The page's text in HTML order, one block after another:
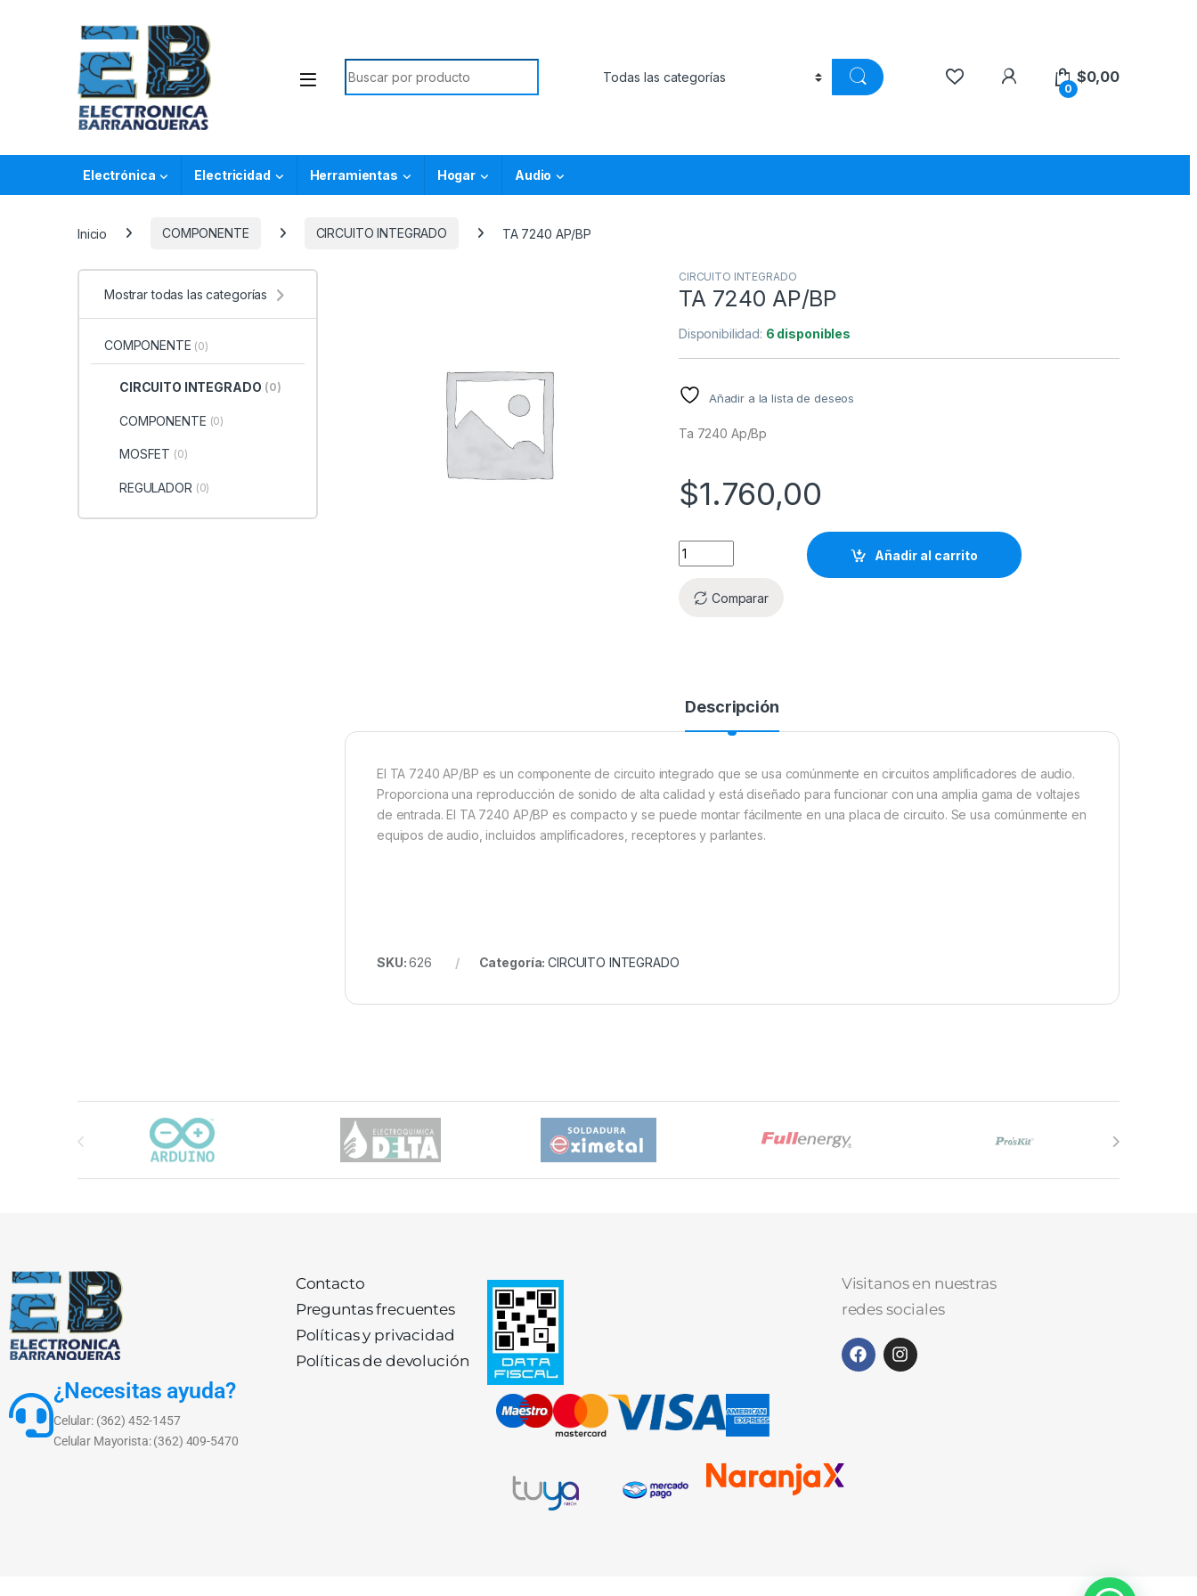
0
$0,00
Electrónica Electricidad Herramientas Hogar Audio
Inicio COMPONENTE CIRCUITO INTEGRADO TA 7240 AP/BP
CIRCUITO INTEGRADO
TA 7240 AP/BP
Disponibilidad: 6 disponibles
Añadir a la lista de deseos
Ta 7240 Ap/Bp
$1.760,00
Añadir al carrito
Comparar
Descripción
El TA 7240 AP/BP es un componente de circuito integrado que se usa comúnmente en circuitos amplificadores de audio.
Proporciona una reproducción de sonido de alta calidad y está diseñado para funcionar con una amplia gama de voltajes
de entrada. El TA 7240 AP/BP es compacto y se puede montar fácilmente en una placa de circuito. Se usa comúnmente en
equipos de audio, incluidos amplificadores, receptores y parlantes.
SKU:626 Categoría:CIRCUITO INTEGRADO
Mostrar todas las categorías
COMPONENTE (0)
CIRCUITO INTEGRADO (0)
COMPONENTE (0)
MOSFET (0)
REGULADOR (0)
Carrusel de marcas
¿Necesitas ayuda?
Celular: (362) 452-1457
Celular Mayorista: (362) 409-5470
Contacto
Preguntas frecuentes
Políticas y privacidad
Políticas de devolución
Visitanos en nuestras
redes sociales